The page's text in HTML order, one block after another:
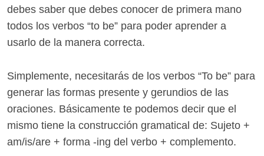
debes saber que debes conocer de primera mano
todos los verbos “to be” para poder aprender a
usarlo de la manera correcta.
Simplemente, necesitarás de los verbos “To be” para
generar las formas presente y gerundios de las
oraciones. Básicamente te podemos decir que el
mismo tiene la construcción gramatical de: Sujeto +
am/is/are + forma -ing del verbo + complemento.